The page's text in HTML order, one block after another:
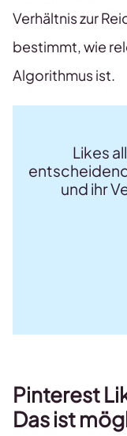
Verhältnis zur
bestimmt, wie
Algorithmus ist.
Likes
und ihr
Pinterest
Das ist